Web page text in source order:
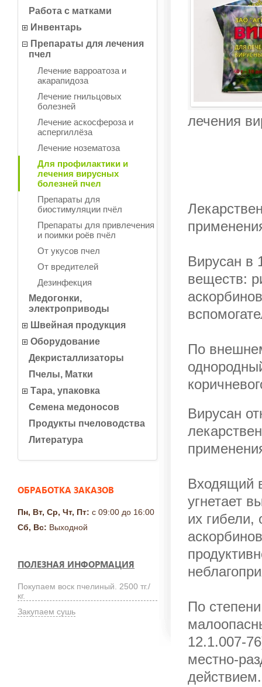
Работа с матками
Инвентарь
Препараты для лечения
пчел
Лечение варроатоза и
акарапидоза
Лечение гнильцовых
болезней
Лечение аскосфероза и
аспергиллёза
Лечение нозематоза
Для профилактики и
лечения вирусных
болезней пчел
Препараты для
биостимуляции пчёл
Препараты для привлечения
и поимки роёв пчёл
От укусов пчел
От вредителей
Дезинфекция
Медогонки,
электроприводы
Швейная продукция
Оборудование
Декристаллизаторы
Пчелы, Матки
Тара, упаковка
Семена медоносов
Продукты пчеловодства
Литература
ОБРАБОТКА ЗАКАЗОВ
Пн, Вт, Ср, Чт, Пт: с 09:00 до 16:00
Сб, Вс: Выходной
ПОЛЕЗНАЯ ИНФОРМАЦИЯ
Покупаем воск пчелиный. 2500 тг./
кг.
Закупаем сушь
лечения
Вирусан в
веществ:
По
Вирусан
Входящий
угнетает
их гибели,
По
12.1.007-
местно-
действием.